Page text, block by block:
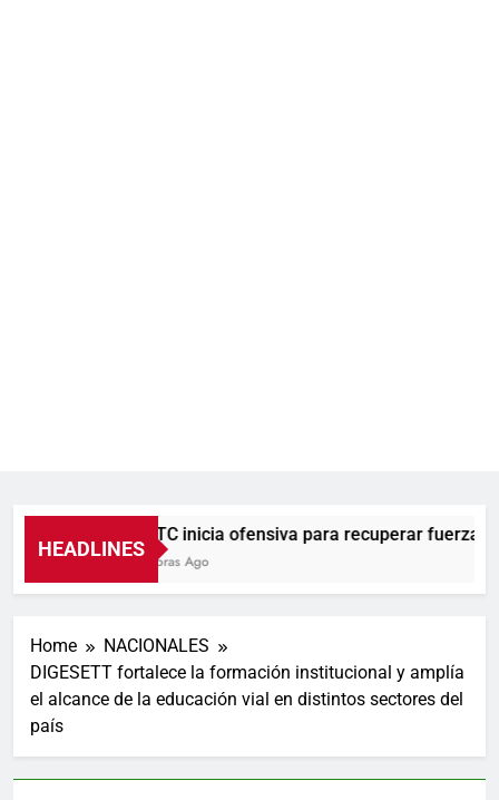
HEADLINES
UNTC inicia ofensiva para recuperar fuerza
4 Horas Ago
Home
NACIONALES
DIGESETT fortalece la formación institucional y amplía
el alcance de la educación vial en distintos sectores del
país